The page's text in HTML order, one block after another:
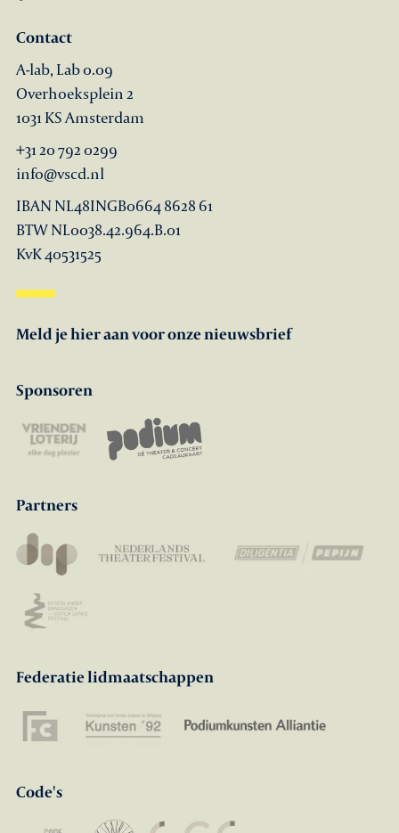
Contact
A-lab, Lab 0.09
Overhoeksplein 2
1031 KS Amsterdam
+31 20 792 0299
info@vscd.nl
IBAN NL48INGB0664 8628 61
BTW NL0038.42.964.B.01
KvK 40531525
Meld je hier aan voor onze nieuwsbrief
Sponsoren
Partners
Federatie lidmaatschappen
Code's